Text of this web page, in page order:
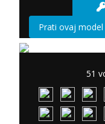
Prati ovaj model
51